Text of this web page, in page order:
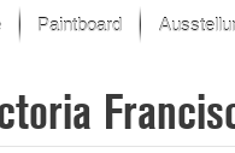
Monat im Fokus
Werke
Paintboard